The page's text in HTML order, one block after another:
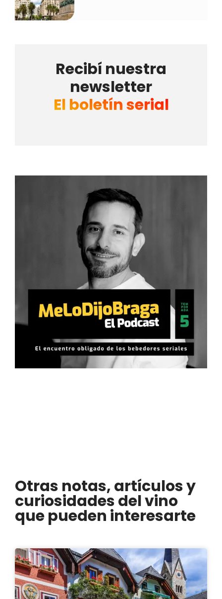
Recibí nuestra
newsletter
El boletín serial
Otras notas, artículos y
curiosidades del vino
que pueden interesarte